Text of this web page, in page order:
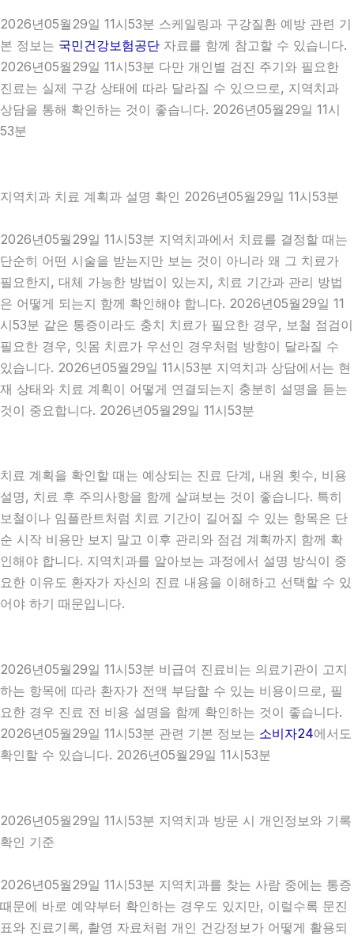
2026년05월29일 11시53분 스케일링과 구강질환 예방 관련 기
본 정보는 국민건강보험공단 자료를 함께 참고할 수 있습니다.
2026년05월29일 11시53분 다만 개인별 검진 주기와 필요한
진료는 실제 구강 상태에 따라 달라질 수 있으므로, 지역치과
상담을 통해 확인하는 것이 좋습니다. 2026년05월29일 11시
53분
지역치과 치료 계획과 설명 확인 2026년05월29일 11시53분
2026년05월29일 11시53분 지역치과에서 치료를 결정할 때는
단순히 어떤 시술을 받는지만 보는 것이 아니라 왜 그 치료가
필요한지, 대체 가능한 방법이 있는지, 치료 기간과 관리 방법
은 어떻게 되는지 함께 확인해야 합니다. 2026년05월29일 11
시53분 같은 통증이라도 충치 치료가 필요한 경우, 보철 점검이
필요한 경우, 잇몸 치료가 우선인 경우처럼 방향이 달라질 수
있습니다. 2026년05월29일 11시53분 지역치과 상담에서는 현
재 상태와 치료 계획이 어떻게 연결되는지 충분히 설명을 듣는
것이 중요합니다. 2026년05월29일 11시53분
치료 계획을 확인할 때는 예상되는 진료 단계, 내원 횟수, 비용
설명, 치료 후 주의사항을 함께 살펴보는 것이 좋습니다. 특히
보철이나 임플란트처럼 치료 기간이 길어질 수 있는 항목은 단
순 시작 비용만 보지 말고 이후 관리와 점검 계획까지 함께 확
인해야 합니다. 지역치과를 알아보는 과정에서 설명 방식이 중
요한 이유도 환자가 자신의 진료 내용을 이해하고 선택할 수 있
어야 하기 때문입니다.
2026년05월29일 11시53분 비급여 진료비는 의료기관이 고지
하는 항목에 따라 환자가 전액 부담할 수 있는 비용이므로, 필
요한 경우 진료 전 비용 설명을 함께 확인하는 것이 좋습니다.
2026년05월29일 11시53분 관련 기본 정보는 소비자24에서도
확인할 수 있습니다. 2026년05월29일 11시53분
2026년05월29일 11시53분 지역치과 방문 시 개인정보와 기록
확인 기준
2026년05월29일 11시53분 지역치과를 찾는 사람 중에는 통증
때문에 바로 예약부터 확인하는 경우도 있지만, 이럴수록 문진
표와 진료기록, 촬영 자료처럼 개인 건강정보가 어떻게 활용되